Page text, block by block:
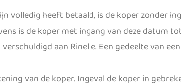
volledig heeft betaald, is de koper zonder
is de koper met ingang van deze datum
aan Rinelle. Een gedeelte van
van de koper. Ingeval de koper in